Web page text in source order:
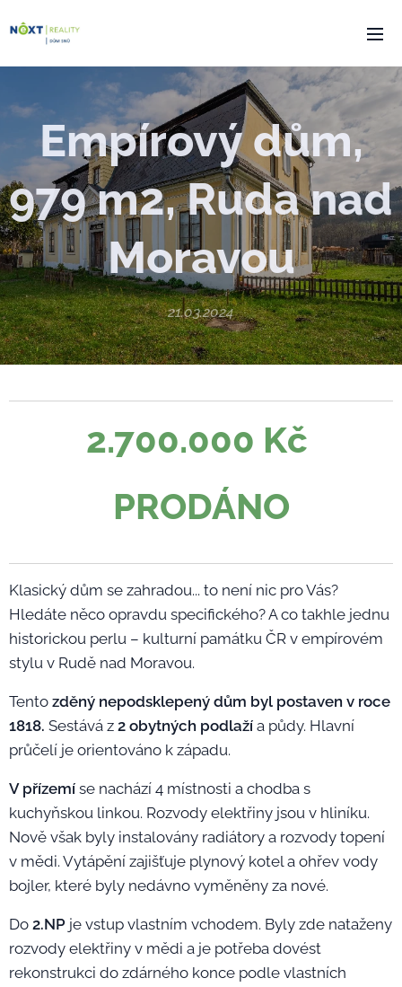
Empírový dům,
979 m2, Ruda nad
Moravou
21.03.2024
2.700.000 Kč
PRODÁNO
Klasický dům se zahradou... to není nic pro Vás?
Hledáte něco opravdu specifického? A co takhle jednu
historickou perlu – kulturní památku ČR v empírovém
stylu v Rudě nad Moravou.
Tento zděný nepodsklepený dům byl postaven v roce
1818. Sestává z 2 obytných podlaží a půdy. Hlavní
průčelí je orientováno k západu.
V přízemí se nachází 4 místnosti a chodba s
kuchyňskou linkou. Rozvody elektřiny jsou v hliníku.
Nově však byly instalovány radiátory a rozvody topení
v mědi. Vytápění zajišťuje plynový kotel a ohřev vody
bojler, které byly nedávno vyměněny za nové.
Do 2.NP je vstup vlastním vchodem. Byly zde nataženy
rozvody elektřiny v mědi a je potřeba dovést
rekonstrukci do zdárného konce podle vlastních